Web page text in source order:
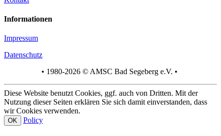
Informationen
Impressum
Datenschutz
• 1980-2026 © AMSC Bad Segeberg e.V. •
Diese Website benutzt Cookies, ggf. auch von Dritten. Mit der
Nutzung dieser Seiten erklären Sie sich damit einverstanden, dass
wir Cookies verwenden.
OK Policy